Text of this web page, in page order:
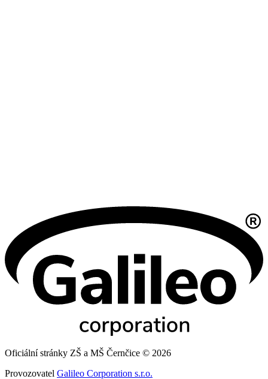
Oficiální stránky ZŠ a MŠ Černčice © 2026
Provozovatel Galileo Corporation s.r.o.